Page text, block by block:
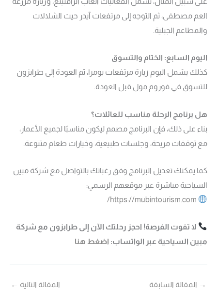
العم مصطفى، ثم التوجه إلى مرتفعات آيدر حيث الشلالات
والمطاعم الجبلية.
اليوم السابع: الختام والتسوق
كذلك يشمل اليوم زيارة مرتفعات يومرا، ثم العودة إلى طرابزون
للتسوق في فوروم مول قبل العودة.
هل برنامج الرحلة مناسب للعائلات؟
بناء على ذلك، فإن البرنامج مصمم ليكون مناسبًا لجميع الأعمار،
مع توقفات مريحة، وجلسات طبيعية، وخيارات طعام متنوعة.
كما يمكنك تعديل البرنامج وفق رغباتك بالتواصل مع شركة مبين
السياحية مباشرة عبر موقعهم الرسمي:
https://mubintourism.com/
لا تفوت الفرصة! احجز رحلتك الآن إلى طرابزون مع شركة
مبين السياحية عبر الواتساب: اضغط هنا
→ المقالة السابقة المقالة التالية ←